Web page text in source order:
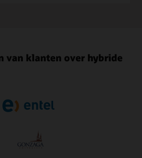
van klanten over hybride